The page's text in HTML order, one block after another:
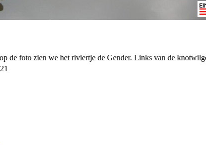
de foto zien we het riviertje de Gender. Links van de